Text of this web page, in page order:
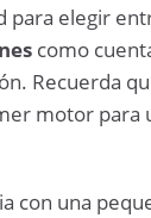
para elegir
como
Recuerda
motor para
con una